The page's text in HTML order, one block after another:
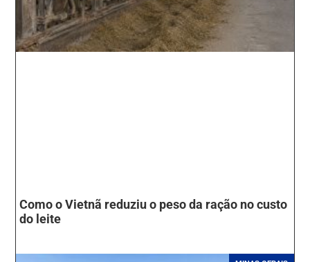
Como o Vietnã reduziu o peso da ração no custo
do leite